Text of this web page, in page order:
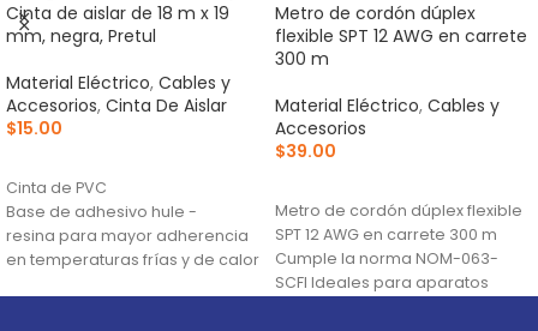
Cinta de aislar de 18 m x 19
mm, negra, Pretul
Material Eléctrico, Cables y
Accesorios, Cinta De Aislar
$15.00
Cinta de PVC
Base de adhesivo hule -
resina para mayor adherencia
en temperaturas frías y de calor
Metro de cordón dúplex
flexible SPT 12 AWG en carrete
300 m
Material Eléctrico, Cables y
Accesorios
$39.00
Metro de cordón dúplex flexible
SPT 12 AWG en carrete 300 m
Cumple la norma NOM-063-
SCFI Ideales para aparatos